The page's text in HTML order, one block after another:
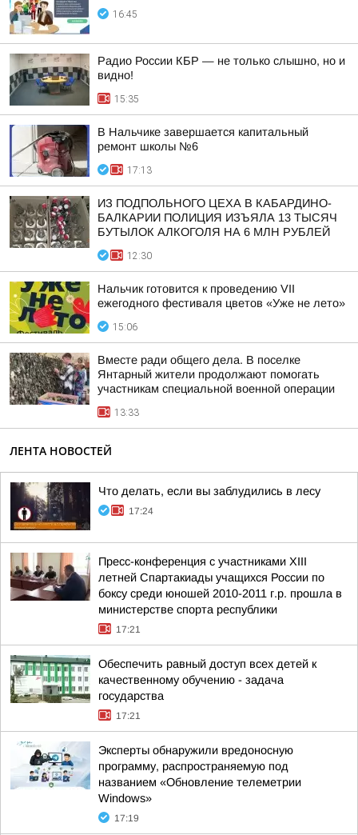
16:45
Радио России КБР — не только слышно, но и
видно!
15:35
В Нальчике завершается капитальный
ремонт школы №6
17:13
ИЗ ПОДПОЛЬНОГО ЦЕХА В КАБАРДИНО-
БАЛКАРИИ ПОЛИЦИЯ ИЗЪЯЛА 13 ТЫСЯЧ
БУТЫЛОК АЛКОГОЛЯ НА 6 МЛН РУБЛЕЙ
12:30
Нальчик готовится к проведению VII
ежегодного фестиваля цветов «Уже не лето»
15:06
Вместе ради общего дела. В поселке
Янтарный жители продолжают помогать
участникам специальной военной операции
13:33
ЛЕНТА НОВОСТЕЙ
Что делать, если вы заблудились в лесу
17:24
Пресс-конференция с участниками XIII
летней Спартакиады учащихся России по
боксу среди юношей 2010-2011 г.р. прошла в
министерстве спорта республики
17:21
Обеспечить равный доступ всех детей к
качественному обучению - задача
государства
17:21
Эксперты обнаружили вредоносную
программу, распространяемую под
названием «Обновление телеметрии
Windows»
17:19